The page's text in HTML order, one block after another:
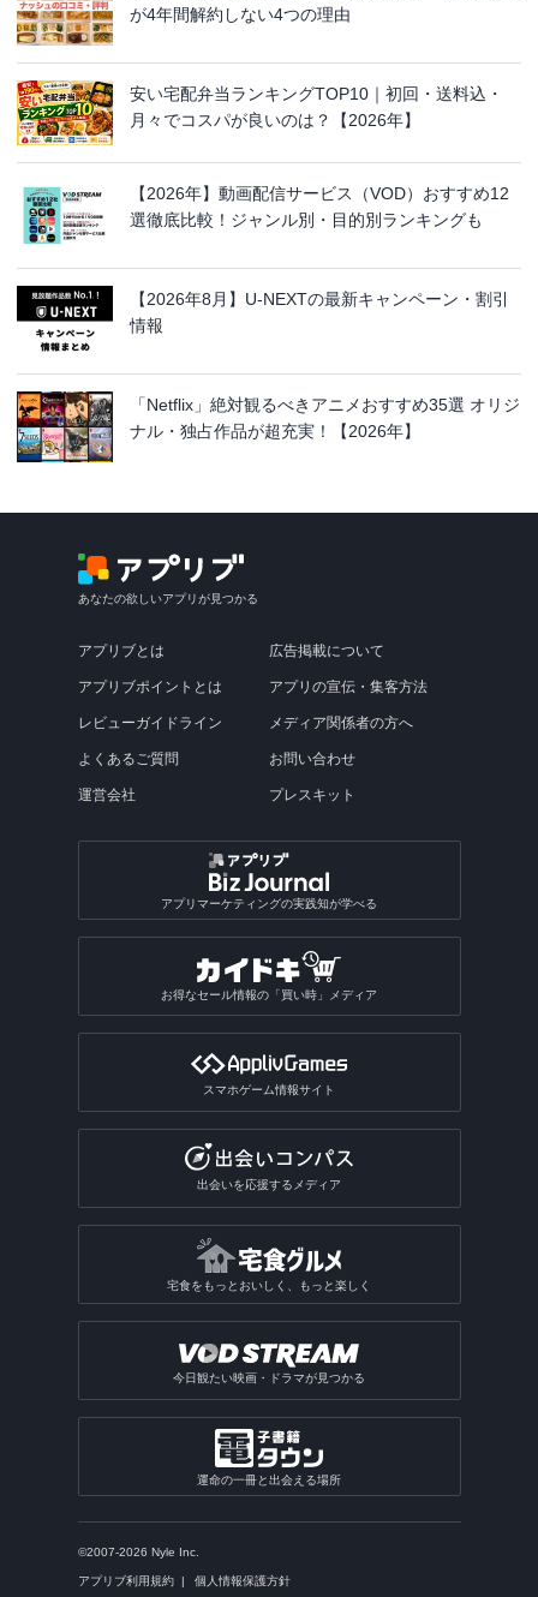
が4年間解約しない4つの理由
安い宅配弁当ランキングTOP10｜初回・送料込・
月々でコスパが良いのは？【2026年】
【2026年】動画配信サービス（VOD）おすすめ12
選徹底比較！ジャンル別・目的別ランキングも
【2026年8月】U-NEXTの最新キャンペーン・割引
情報
「Netflix」絶対観るべきアニメおすすめ35選 オリジ
ナル・独占作品が超充実！【2026年】
あなたの欲しいアプリが見つかる
アプリブとは
アプリブポイントとは
レビューガイドライン
よくあるご質問
運営会社
広告掲載について
アプリの宣伝・集客方法
メディア関係者の方へ
お問い合わせ
プレスキット
アプリマーケティングの実践知が学べる
お得なセール情報の「買い時」メディア
スマホゲーム情報サイト
出会いを応援するメディア
宅食をもっとおいしく、もっと楽しく
今日観たい映画・ドラマが見つかる
運命の一冊と出会える場所
©2007-2026 Nyle Inc.
アプリブ利用規約 個人情報保護方針